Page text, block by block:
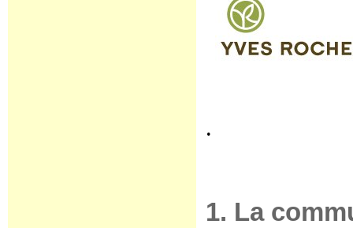
.
1. La